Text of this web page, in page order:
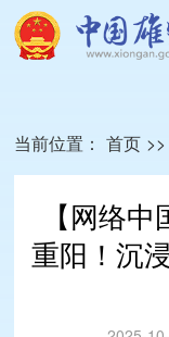
当前位置： 首页 >>
【网络
重阳！沉